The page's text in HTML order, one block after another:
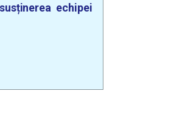
echipei